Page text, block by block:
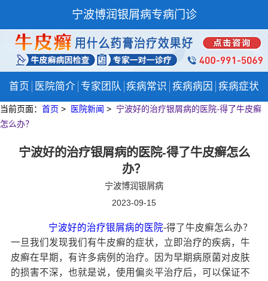
宁波博润银屑病专病门诊
首页 医院简介 专家团队 疾病常识 疾病病因 疾病症状
当前页面： 首页 > 医院新闻 > 宁波好的治疗银屑病的医院-得了牛皮癣
怎么办？
宁波好的治疗银屑病的医院-得了牛皮癣怎么
办？
宁波博润银屑病
2023-09-15
宁波好的治疗银屑病的医院-得了牛皮癣怎么办？
一旦我们发现我们有牛皮癣的症状，立即治疗的疾病，牛
皮癣在早期，有许多病例的治疗。因为早期病原菌对皮肤
的损害不深，也就是说，使用偏炎平治疗后，可以保证不